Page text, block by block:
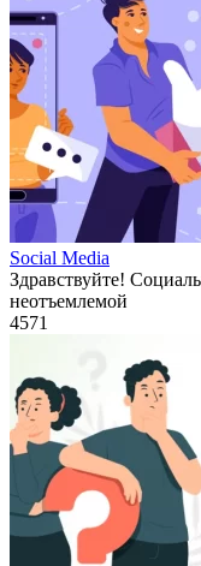
Social Media
Здравствуйте!
неотъемлемой
4571